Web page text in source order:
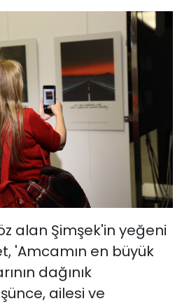
alan Şimşek'in yeğeni
'Amcamın en büyük
dağınık
ailesi ve